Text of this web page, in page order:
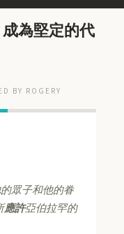
成為堅定的代
BY ROGERY
眾子和他的眷
應許亞伯拉罕的